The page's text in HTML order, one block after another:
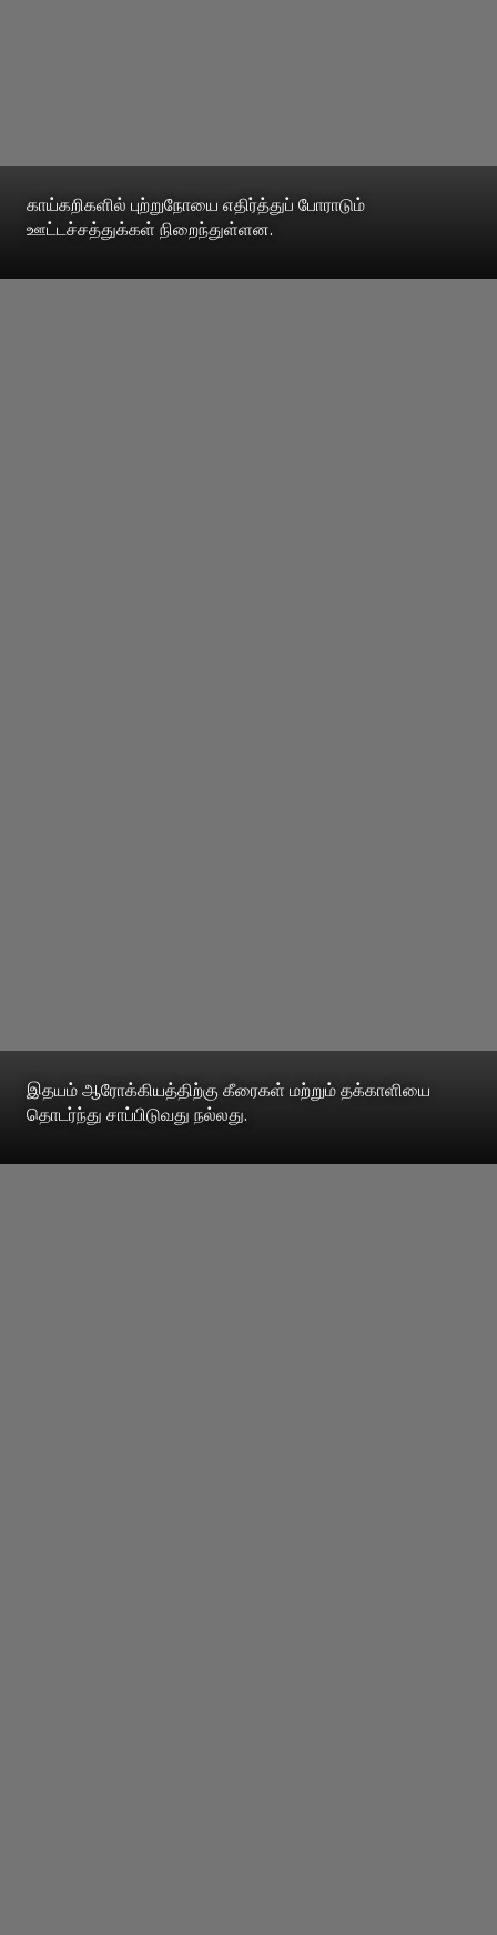
காய்கறிகளில் புற்றுநோயை எதிர்த்துப் போராடும்
ஊட்டச்சத்துக்கள் நிறைந்துள்ளன.
இதயம் ஆரோக்கியத்திற்கு கீரைகள் மற்றும் தக்காளியை
தொடர்ந்து சாப்பிடுவது நல்லது.